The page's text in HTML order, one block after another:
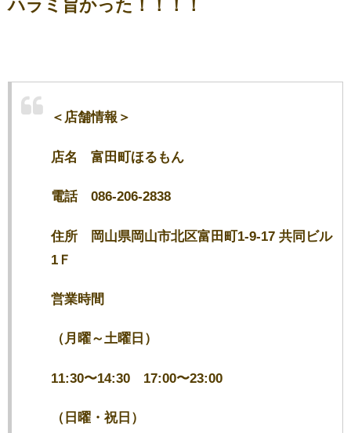
ハラミ旨かった！！！！
＜店舗情報＞
店名 富田町ほるもん
電話 086-206-2838
住所 岡山県岡山市北区富田町1-9-17 共同ビル
1Ｆ
営業時間
（月曜～土曜日）
11:30〜14:30 17:00〜23:00
（日曜・祝日）